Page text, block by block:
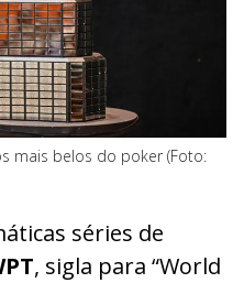
mais belos do poker (Foto:
séries de
, sigla para “World